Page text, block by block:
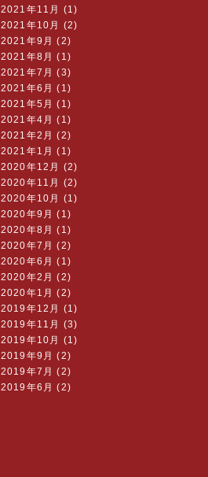
2021年11月 (1)
2021年10月 (2)
2021年9月 (2)
2021年8月 (1)
2021年7月 (3)
2021年6月 (1)
2021年5月 (1)
2021年4月 (1)
2021年2月 (2)
2021年1月 (1)
2020年12月 (2)
2020年11月 (2)
2020年10月 (1)
2020年9月 (1)
2020年8月 (1)
2020年7月 (2)
2020年6月 (1)
2020年2月 (2)
2020年1月 (2)
2019年12月 (1)
2019年11月 (3)
2019年10月 (1)
2019年9月 (2)
2019年7月 (2)
2019年6月 (2)